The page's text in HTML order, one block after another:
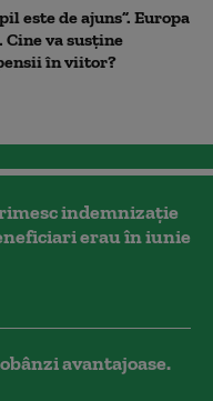
este de ajuns”. Europa
va susține
în viitor?
indemnizaţie
erau în iunie
avantajoase.